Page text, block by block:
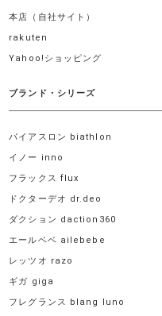
本店（自社サイト）
rakuten
Yahoo!ショッピング
ブランド・シリーズ
バイアスロン biathlon
イノー inno
フラックス flux
ドクターデオ dr.deo
ダクション daction360
エールベベ ailebebe
レッツオ razo
ギガ giga
フレグランス blang luno